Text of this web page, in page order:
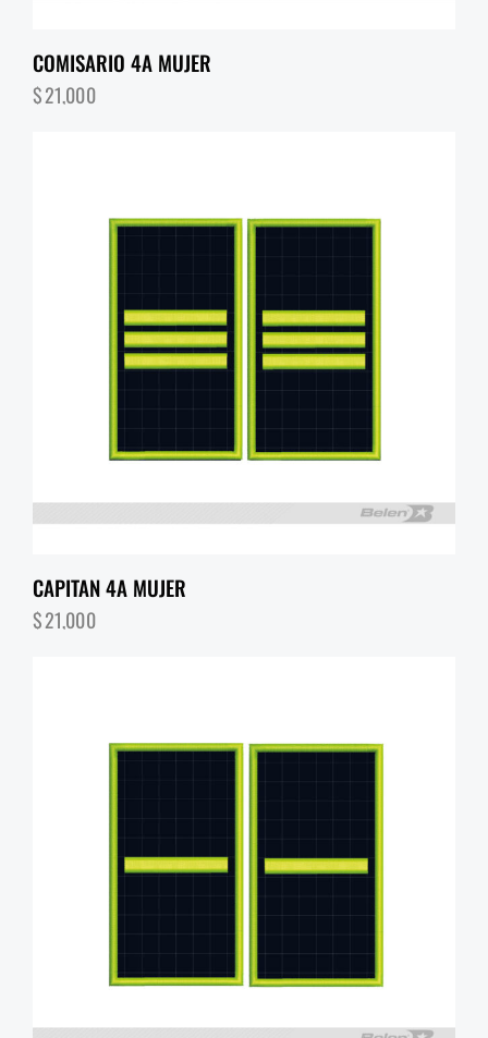
COMISARIO 4A MUJER
$21,000
CAPITAN 4A MUJER
$21,000